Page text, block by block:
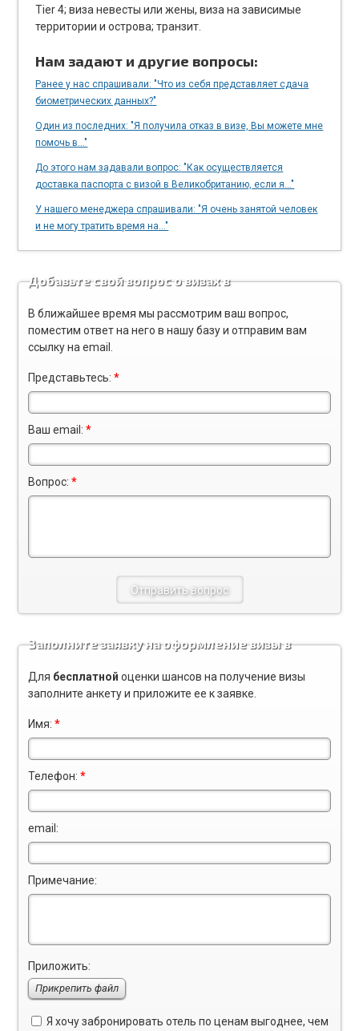
Tier 4; виза невесты или жены, виза на зависимые
территории и острова; транзит.
Нам задают и другие вопросы:
Ранее у нас спрашивали: "Что из себя представляет сдача
биометрических данных?"
Один из последних: "Я получила отказ в визе, Вы можете мне
помочь в..."
До этого нам задавали вопрос: "Как осуществляется
доставка паспорта с визой в Великобританию, если я..."
У нашего менеджера спрашивали: "Я очень занятой человек
и не могу тратить время на..."
Добавьте свой вопрос о визах в
Великобританию
В ближайшее время мы рассмотрим ваш вопрос,
поместим ответ на него в нашу базу и отправим вам
ссылку на email.
Представьтесь:*
Ваш email:*
Вопрос:*
Заполните заявку на оформление визы в
Великобританию
Для бесплатной оценки шансов на получение визы
заполнитеанкетуи приложите ее к заявке.
Имя:*
Телефон:*
email:
Примечание:
Приложить:
Прикрепить файл
Я хочу забронировать отель по ценам выгоднее, чем